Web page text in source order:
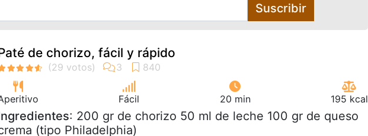
Suscribir
de chorizo, fácil y rápido
Fácil 20 min 195 kcal
: 200 gr de chorizo 50 ml de leche 100 gr de queso
(tipo Philadelphia)